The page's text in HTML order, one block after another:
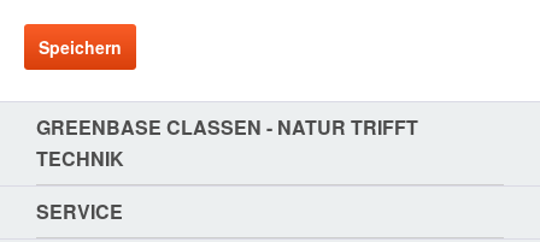
Speichern
GREENBASE CLASSEN - NATUR TRIFFT T
ECHNIK
SERVICE